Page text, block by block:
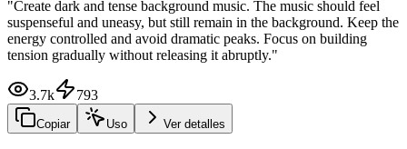
"Create dark and tense background music. The music should feel
suspenseful and uneasy, but still remain in the background. Keep the
energy controlled and avoid dramatic peaks. Focus on building
tension gradually without releasing it abruptly."
3.7k 793
Copiar Uso Ver detalles